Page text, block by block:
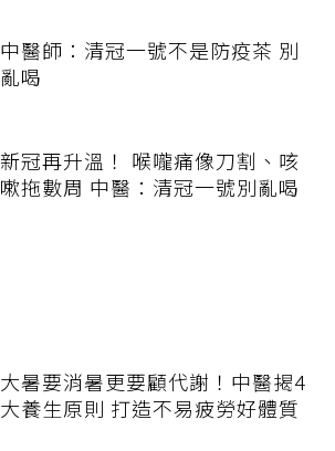
中醫師：清冠一號不是防疫茶 別
亂喝
新冠再升溫！ 喉嚨痛像刀割、咳
嗽拖數周 中醫：清冠一號別亂喝
大暑要消暑更要顧代謝！中醫揭4
大養生原則 打造不易疲勞好體質